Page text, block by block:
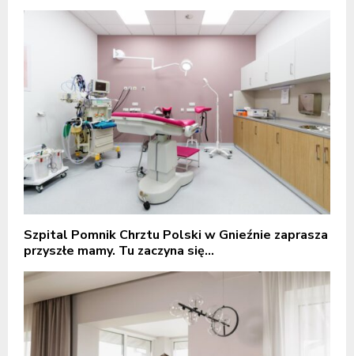
Szpital Pomnik Chrztu Polski w Gnieźnie zaprasza
przyszłe mamy. Tu zaczyna się...